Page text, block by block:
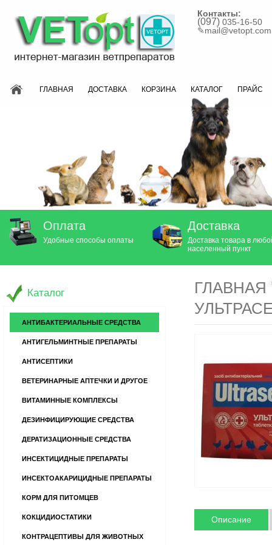
Контакты:
(097) 035-16-50
✎mail@vetopt.com
ГЛАВНАЯ ДОСТАВКА КОРЗИНА КАТАЛОГ ПРАЙС
Оплата
Удобные способы оплаты
Доставка
Доставка товара в
населенный пункт
ГЛАВНАЯ
Описание
Каталог
АНТИБАКТЕРИАЛЬНЫЕ СРЕДСТВА
АНТИГЕЛЬМИНТНЫЕ ПРЕПАРАТЫ
АНТИСЕПТИКИ
ВЕТЕРИНАРНЫЕ АПТЕЧКИ И ДРУГОЕ
ВИТАМИННЫЕ КОМПЛЕКСЫ
ДЕЗИНФИЦИРУЮЩИЕ СРЕДСТВА
ДЕРАТИЗАЦИОННЫЕ СРЕДСТВА
ИНСЕКТИЦИДНЫЕ ПРЕПАРАТЫ
ИНСЕКТОАКАРИЦИДНЫЕ ПРЕПАРАТЫ
КОРМ ДЛЯ ПИТОМЦЕВ
КОКЦИДИОСТАТИКИ
КОНТРАЦЕПТИВЫ ДЛЯ ЖИВОТНЫХ